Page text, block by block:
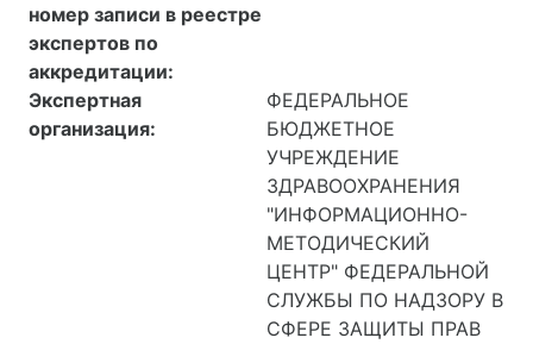
номер записи в реестре
экспертов по
аккредитации:
Экспертная
организация:
ФЕДЕРАЛЬНОЕ
БЮДЖЕТНОЕ
УЧРЕЖДЕНИЕ
ЗДРАВООХРАНЕНИЯ
"ИНФОРМАЦИОННО-
МЕТОДИЧЕСКИЙ
ЦЕНТР" ФЕДЕРАЛЬНОЙ
СЛУЖБЫ ПО НАДЗОРУ В
СФЕРЕ ЗАЩИТЫ ПРАВ